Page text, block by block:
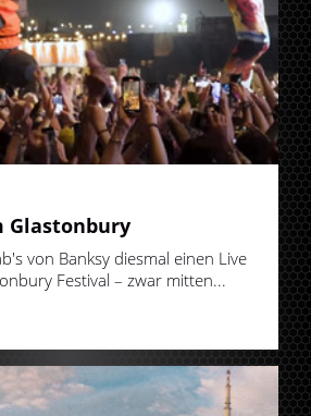
Glastonbury
von Banksy diesmal einen Live
Festival – zwar mitten...